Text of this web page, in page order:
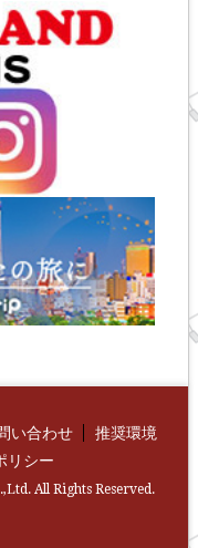
い合わせ
推奨環境
リシー
All Rights Reserved.